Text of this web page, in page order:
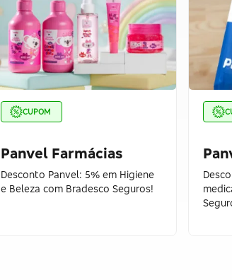
CUPOM
Panvel Farmácias
Desconto Panvel: 5% em Higiene
e Beleza com Bradesco Seguros!